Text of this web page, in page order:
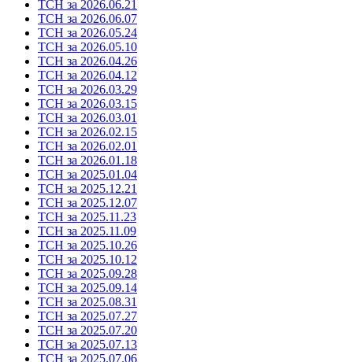
ТСН за 2026.06.21
ТСН за 2026.06.07
ТСН за 2026.05.24
ТСН за 2026.05.10
ТСН за 2026.04.26
ТСН за 2026.04.12
ТСН за 2026.03.29
ТСН за 2026.03.15
ТСН за 2026.03.01
ТСН за 2026.02.15
ТСН за 2026.02.01
ТСН за 2026.01.18
ТСН за 2025.01.04
ТСН за 2025.12.21
ТСН за 2025.12.07
ТСН за 2025.11.23
ТСН за 2025.11.09
ТСН за 2025.10.26
ТСН за 2025.10.12
ТСН за 2025.09.28
ТСН за 2025.09.14
ТСН за 2025.08.31
ТСН за 2025.07.27
ТСН за 2025.07.20
ТСН за 2025.07.13
ТСН за 2025.07.06